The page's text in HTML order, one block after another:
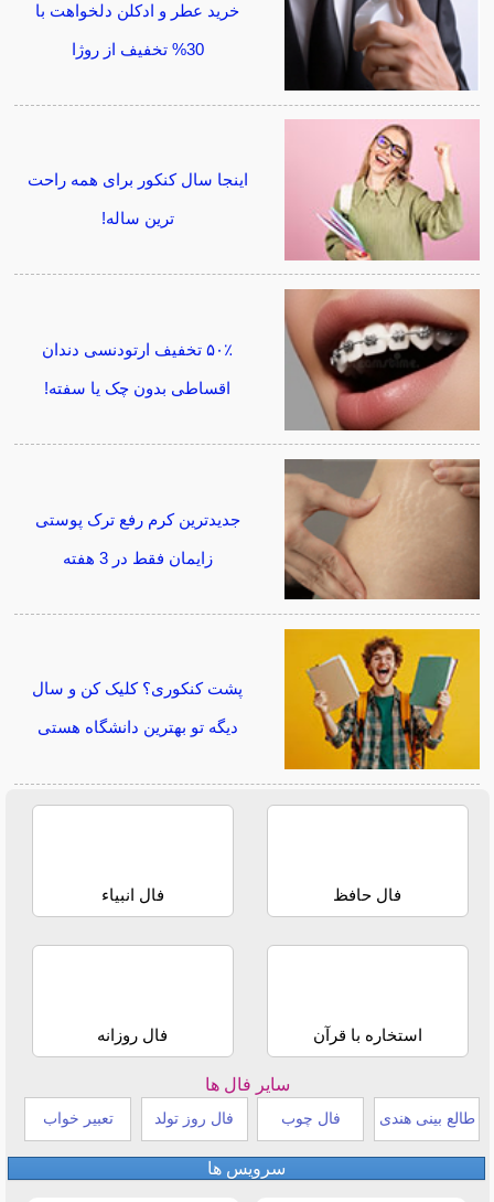
خرید عطر و ادکلن دلخواهت با
30% تخفیف از روژا
اینجا سال کنکور برای همه راحت
ترین ساله!
۵۰٪ تخفیف ارتودنسی دندان
اقساطی بدون چک یا سفته!
جدیدترین کرم رفع ترک پوستی
زایمان فقط در 3 هفته
پشت کنکوری؟ کلیک کن و سال
دیگه تو بهترین دانشگاه هستی
فال حافظ فال انبیاء
استخاره با قرآن فال روزانه
سایر فال ها
طالع بینی هندی فال چوب فال روز تولد تعبیر خواب
سرویس ها